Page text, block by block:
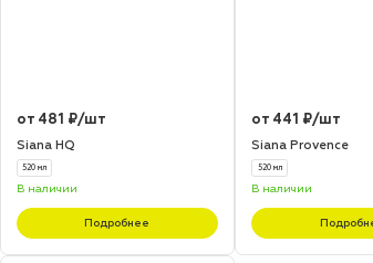
от 481 ₽/шт
Siana HQ
520 мл
В наличии
Подробнее
от 441 ₽/шт
Siana Provence
520 мл
В наличии